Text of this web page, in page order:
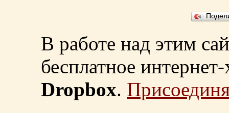
В работе над этим
бесплатное
Dropbox.